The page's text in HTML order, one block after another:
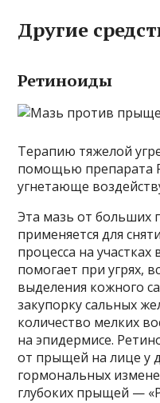
Другие
Ретиноиды
Терапию тяжелой
помощью препарата
угнетающе
Эта мазь от больших
применяется для
процесса на
помогает при угрях,
выделения кожного
закупорку сальных
количество мелких
на эпидермисе.
от прыщей на лице у
гормональных
глубоких прыщей —